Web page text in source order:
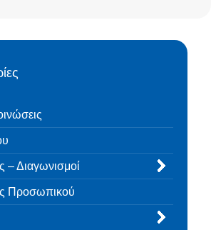
– Διαγωνισμοί
Προσωπικού